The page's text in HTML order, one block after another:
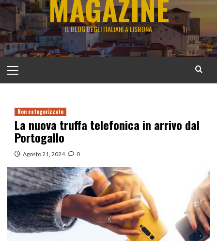
MAGAZINE
IL BLOG DEGLI ITALIANI A LISBONA
principale
Non categorizzato
La nuova truffa telefonica in arrivo dal
Portogallo
Agosto 21, 2024 0